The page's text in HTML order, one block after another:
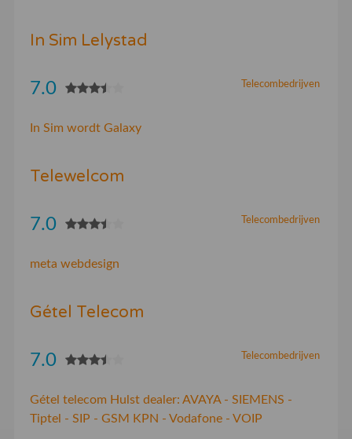
In Sim Lelystad
Telecombedrijven
7.0
In Sim wordt Galaxy
Telewelcom
Telecombedrijven
7.0
meta webdesign
Gétel Telecom
Telecombedrijven
7.0
Gétel telecom Hulst dealer: AVAYA - SIEMENS -
Tiptel - SIP - GSM KPN - Vodafone - VOIP